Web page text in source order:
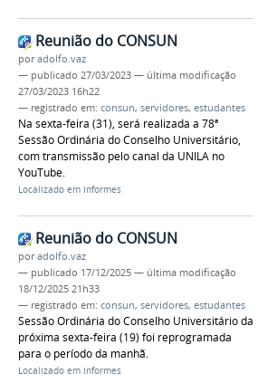
Reunião do CONSUN
poradolfo.vaz
— publicado 27/03/2023 — última modificação
27/03/2023 16h22
— registrado em: consun, servidores, estudantes
Na sexta-feira (31), será realizada a 78ª
Sessão Ordinária do Conselho Universitário,
com transmissão pelo canal da UNILA no
YouTube.
Localizado em Informes
Reunião do CONSUN
poradolfo.vaz
— publicado 17/12/2025 — última modificação
18/12/2025 21h33
— registrado em: consun, servidores, estudantes
Sessão Ordinária do Conselho Universitário da
próxima sexta-feira (19) foi reprogramada
para o período da manhã.
Localizado em Informes